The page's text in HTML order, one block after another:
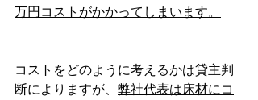
万円コストがかかってしまいます。
コストをどのように考えるかは貸主判
断によりますが、 弊社代表は床材にコ